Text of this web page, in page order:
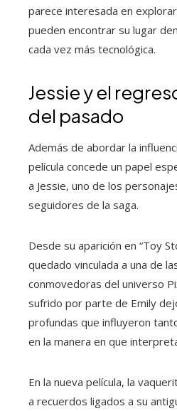
parece interesada en
pueden encontrar su lugar
cada vez más tecnológica.
Jessie y el
del pasado
Además de abordar la
película concede un papel
a Jessie, uno de los
seguidores de la saga.
Desde su aparición en “Toy
quedado vinculada a una de
conmovedoras del universo
sufrido por parte de Emily
profundas que influyeron
en la manera en que
En la nueva película, la
a recuerdos ligados a su